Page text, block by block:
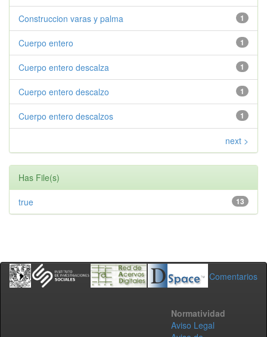
1
Construccion varas y palma
1
Cuerpo entero
1
Cuerpo entero descalza
1
Cuerpo entero descalzo
1
Cuerpo entero descalzos
next >
Has File(s)
13
true
Comentarios
Normatividad
Aviso Legal